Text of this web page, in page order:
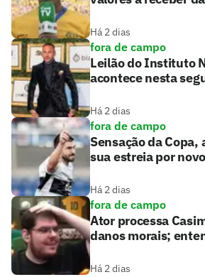
Há 2 dias
fora de campo
Leilão do Instituto
acontece nesta
Há 2 dias
fora de campo
Sensação da
sua estreia por
Há 2 dias
fora de campo
Ator processa
danos morais;
Há 2 dias